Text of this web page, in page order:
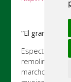
“El gran
Espectáculo
remolino que
marchosa y